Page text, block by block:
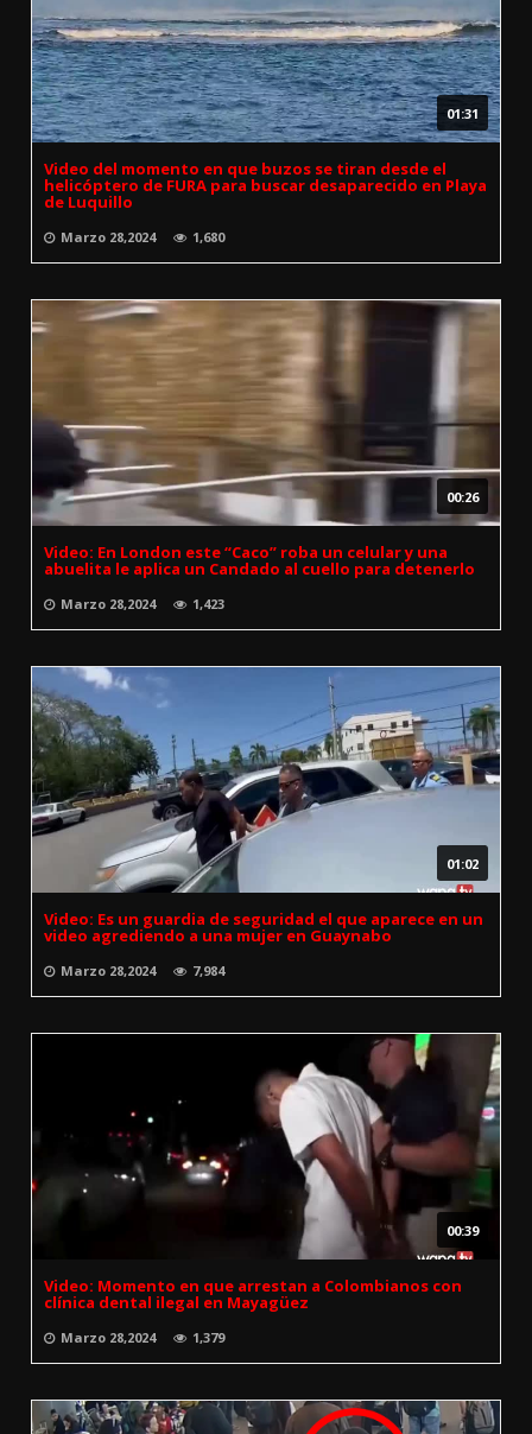
01:31
Video del momento en que buzos se tiran desde el
helicóptero de FURA para buscar desaparecido en Playa
de Luquillo
Marzo 28,2024 1,680
00:26
Video: En London este “Caco” roba un celular y una
abuelita le aplica un Candado al cuello para detenerlo
Marzo 28,2024 1,423
01:02
Video: Es un guardia de seguridad el que aparece en un
video agrediendo a una mujer en Guaynabo
Marzo 28,2024 7,984
00:39
Video: Momento en que arrestan a Colombianos con
clínica dental ilegal en Mayagüez
Marzo 28,2024 1,379